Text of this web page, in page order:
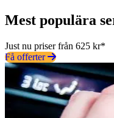
Mest populära
Just nu priser från 625 kr*
Få offerter